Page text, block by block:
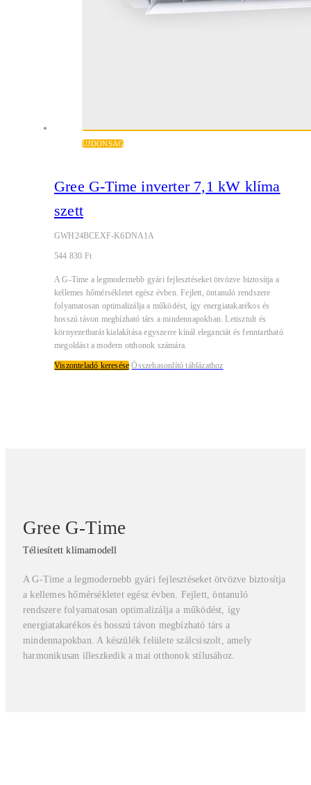
ÚJDONSÁG
Gree G-Time inverter 7,1 kW klíma
szett
GWH24BCEXF-K6DNA1A
544 830 Ft
A G-Time a legmodernebb gyári fejlesztéseket ötvözve biztosítja a
kellemes hőmérsékletet egész évben. Fejlett, öntanuló rendszere
folyamatosan optimalizálja a működést, így energiatakarékos és
hosszú távon megbízható társ a mindennapokban. Letisztult és
környezetbarát kialakítása egyszerre kínál eleganciát és fenntartható
megoldást a modern otthonok számára.
Viszonteladó keresése Összehasonlító táblázathoz
Gree G-Time
Téliesített klímamodell
A G-Time a legmodernebb gyári fejlesztéseket ötvözve biztosítja
a kellemes hőmérsékletet egész évben. Fejlett, öntanuló
rendszere folyamatosan optimalizálja a működést, így
energiatakarékos és hosszú távon megbízható társ a
mindennapokban. A készülék felülete szálcsiszolt, amely
harmonikusan illeszkedik a mai otthonok stílusához.